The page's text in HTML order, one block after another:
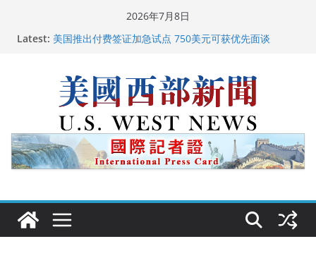
2026年7月8日
Latest:
广州市沉香协会会长周天明：让沉香有序走向世界
美国推出付费签证加急试点 750美元可获优先面谈
美国最高法院维持“出生公民权” : 出生在美国就是美国
人！
中国驻美国大使谢锋邀请美国老教师罗纳德·萨科尔斯基
再次访华